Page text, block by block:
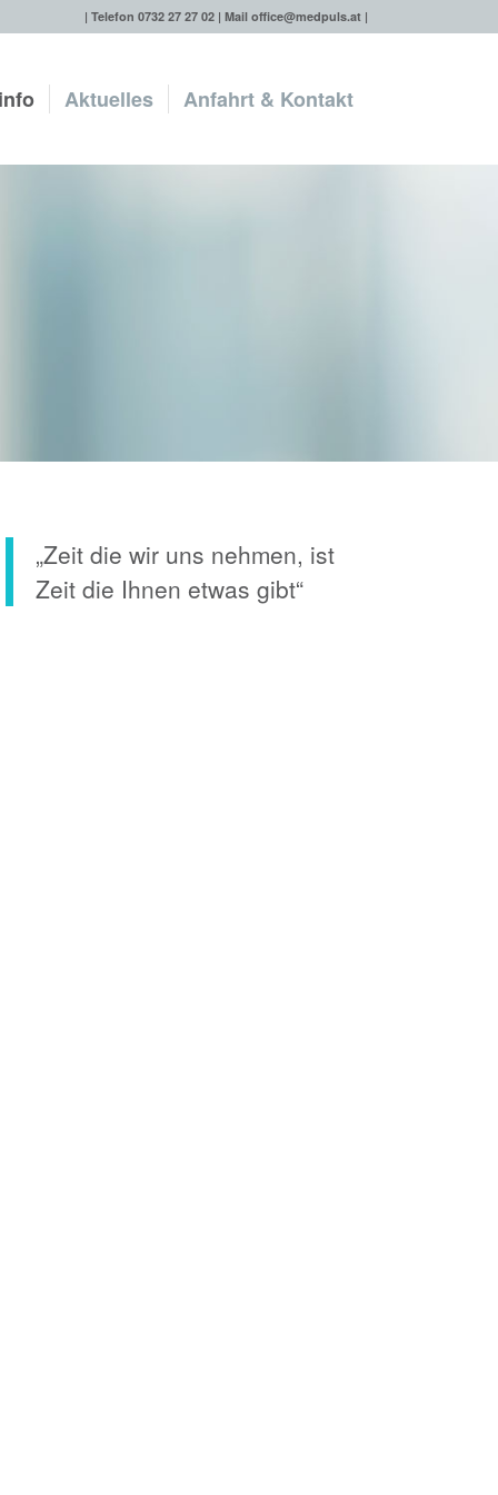
| Telefon 0732 27 27 02 | Mail office@medpuls.at|
Aktuelles Anfahrt & Kontakt
„Zeit die wir uns nehmen, ist
Zeit die Ihnen etwas gibt“